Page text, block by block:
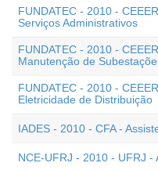
FUNDATEC - 2010 -
Serviços Administrativos
FUNDATEC - 2010 -
Manutenção de
FUNDATEC - 2010 -
Eletricidade de Distribuição
IADES - 2010 - CFA -
NCE-UFRJ - 2010 - UFRJ -